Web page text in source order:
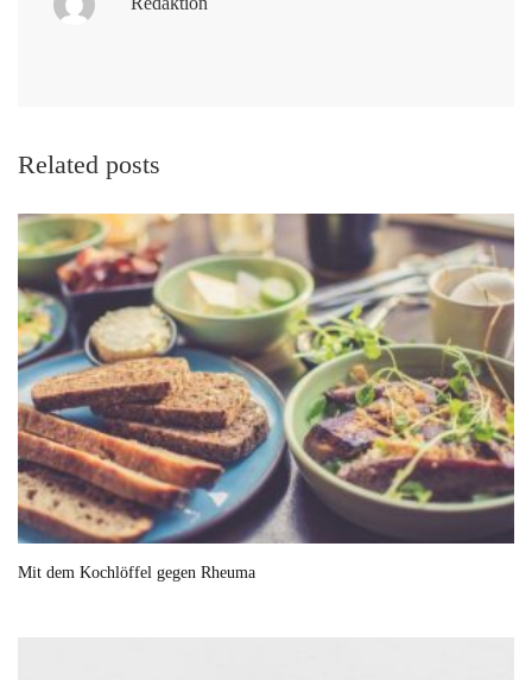
Related posts
Mit dem Kochlöffel gegen Rheuma